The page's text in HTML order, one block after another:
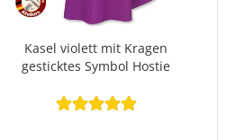
Kasel violett mit Kragen
gesticktes Symbol Hostie